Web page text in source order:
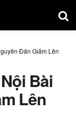
Đán Giảm Lên
Bài
Lên